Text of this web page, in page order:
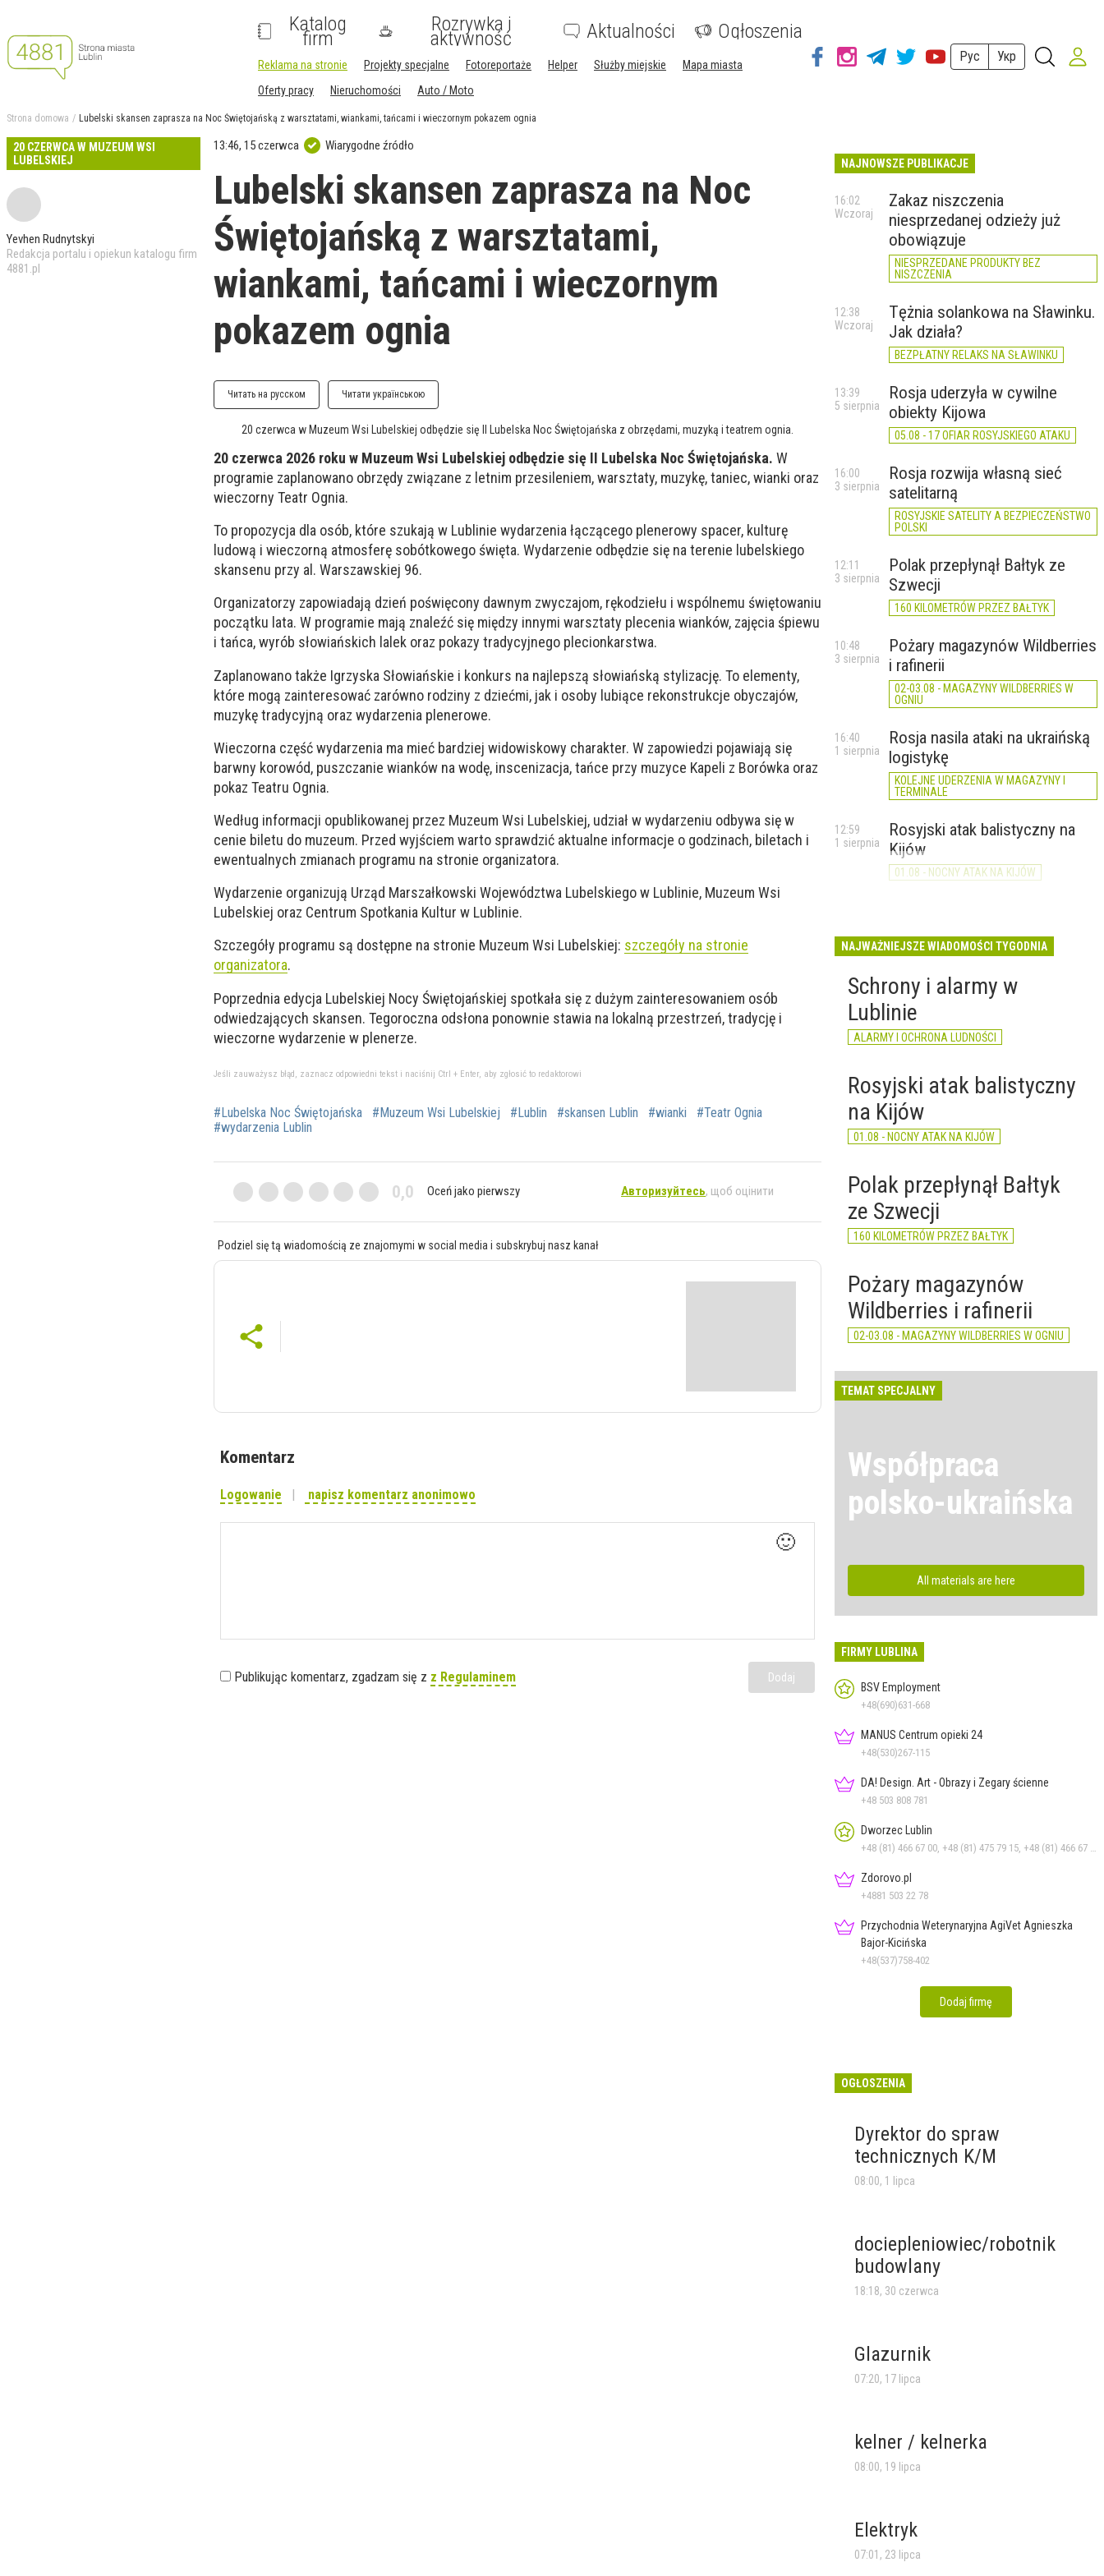
Katalog
firm
Rozrywka i
aktywność Aktualności Ogłoszenia
Reklama na stronie Projekty specjalne Fotoreportaże Helper Służby miejskie
Mapa miasta
Oferty pracy
Nieruchomości Auto / Moto
Рус Укр
Strona domowa Lubelski skansen zaprasza na Noc Świętojańską z warsztatami, wiankami, tańcami i wieczornym pokazem ognia
20 CZERWCA W MUZEUM WSI
LUBELSKIEJ
Yevhen Rudnytskyi
Redakcja portalu i opiekun katalogu firm
4881.pl
13:46, 15 czerwca Wiarygodne źródło
Lubelski skansen zaprasza na Noc
Świętojańską z warsztatami,
wiankami, tańcami i wieczornym
pokazem ognia
Читать на русском Читати українською
20 czerwca w Muzeum Wsi Lubelskiej odbędzie się II Lubelska Noc Świętojańska z obrzędami, muzyką i teatrem ognia.
20 czerwca 2026 roku w Muzeum Wsi Lubelskiej odbędzie się II Lubelska Noc Świętojańska. W
programie zaplanowano obrzędy związane z letnim przesileniem, warsztaty, muzykę, taniec, wianki oraz
wieczorny Teatr Ognia.
To propozycja dla osób, które szukają w Lublinie wydarzenia łączącego plenerowy spacer, kulturę
ludową i wieczorną atmosferę sobótkowego święta. Wydarzenie odbędzie się na terenie lubelskiego
skansenu przy al. Warszawskiej 96.
Organizatorzy zapowiadają dzień poświęcony dawnym zwyczajom, rękodziełu i wspólnemu świętowaniu
początku lata. W programie mają znaleźć się między innymi warsztaty plecenia wianków, zajęcia śpiewu
i tańca, wyrób słowiańskich lalek oraz pokazy tradycyjnego plecionkarstwa.
Zaplanowano także Igrzyska Słowiańskie i konkurs na najlepszą słowiańską stylizację. To elementy,
które mogą zainteresować zarówno rodziny z dziećmi, jak i osoby lubiące rekonstrukcje obyczajów,
muzykę tradycyjną oraz wydarzenia plenerowe.
Wieczorna część wydarzenia ma mieć bardziej widowiskowy charakter. W zapowiedzi pojawiają się
barwny korowód, puszczanie wianków na wodę, inscenizacja, tańce przy muzyce Kapeli z Borówka oraz
pokaz Teatru Ognia.
Według informacji opublikowanej przez Muzeum Wsi Lubelskiej, udział w wydarzeniu odbywa się w
cenie biletu do muzeum. Przed wyjściem warto sprawdzić aktualne informacje o godzinach, biletach i
ewentualnych zmianach programu na stronie organizatora.
Wydarzenie organizują Urząd Marszałkowski Województwa Lubelskiego w Lublinie, Muzeum Wsi
Lubelskiej oraz Centrum Spotkania Kultur w Lublinie.
Szczegóły programu są dostępne na stronie Muzeum Wsi Lubelskiej: szczegóły na stronie
organizatora.
Poprzednia edycja Lubelskiej Nocy Świętojańskiej spotkała się z dużym zainteresowaniem osób
odwiedzających skansen. Tegoroczna odsłona ponownie stawia na lokalną przestrzeń, tradycję i
wieczorne wydarzenie w plenerze.
Jeśli zauważysz błąd, zaznacz odpowiedni tekst i naciśnij Ctrl + Enter, aby zgłosić to redaktorowi
#Lubelska Noc Świętojańska #Muzeum Wsi Lubelskiej #Lublin #skansen Lublin #wianki
#Teatr Ognia
#wydarzenia Lublin
0,0 Oceń jako pierwszy Авторизуйтесь, щоб оцінити
Podziel się tą wiadomością ze znajomymi w social media i subskrybuj nasz kanał
Komentarz
Logowanie napisz komentarz anonimowo
🙂
Publikując komentarz, zgadzam się z z Regulaminem Dodaj
NAJNOWSZE PUBLIKACJE
Zakaz niszczenia
niesprzedanej odzieży już
obowiązuje
NIESPRZEDANE PRODUKTY BEZ
NISZCZENIA
16:02
Wczoraj
Tężnia solankowa na Sławinku.
Jak działa?
BEZPŁATNY RELAKS NA SŁAWINKU
12:38
Wczoraj
Rosja uderzyła w cywilne
obiekty Kijowa
05.08 - 17 OFIAR ROSYJSKIEGO ATAKU
13:39
5 sierpnia
Rosja rozwija własną sieć
satelitarną
ROSYJSKIE SATELITY A BEZPIECZEŃSTWO
POLSKI
16:00
3 sierpnia
Polak przepłynął Bałtyk ze
Szwecji
160 KILOMETRÓW PRZEZ BAŁTYK
12:11
3 sierpnia
Pożary magazynów Wildberries
i rafinerii
02-03.08 - MAGAZYNY WILDBERRIES W
OGNIU
10:48
3 sierpnia
Rosja nasila ataki na ukraińską
logistykę
KOLEJNE UDERZENIA W MAGAZYNY I
TERMINALE
16:40
1 sierpnia
Rosyjski atak balistyczny na
Kijów
01.08 - NOCNY ATAK NA KIJÓW
12:59
1 sierpnia
NAJWAŻNIEJSZE WIADOMOŚCI TYGODNIA
Schrony i alarmy w
Lublinie
ALARMY I OCHRONA LUDNOŚCI
Rosyjski atak balistyczny
na Kijów
01.08 - NOCNY ATAK NA KIJÓW
Polak przepłynął Bałtyk
ze Szwecji
160 KILOMETRÓW PRZEZ BAŁTYK
Pożary magazynów
Wildberries i rafinerii
02-03.08 - MAGAZYNY WILDBERRIES W OGNIU
TEMAT SPECJALNY
Współpraca
polsko-ukraińska
All materials are here
FIRMY LUBLINA
BSV Employment
+48(690)631-668
MANUS Centrum opieki 24
+48(530)267-115
DA! Design. Art - Obrazy i Zegary ścienne
+48 503 808 781
Dworzec Lublin
Zdorovo.pl
+4881 503 22 78
Przychodnia Weterynaryjna AgiVet Agnieszka
Bajor-Kicińska
+48(537)758-402
Dodaj firmę
OGŁOSZENIA
Dyrektor do spraw
technicznych K/M
08:00, 1 lipca
dociepleniowiec/robotnik
budowlany
18:18, 30 czerwca
Glazurnik
07:20, 17 lipca
kelner / kelnerka
08:00, 19 lipca
Elektryk
07:01, 23 lipca